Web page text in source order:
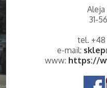
31-
tel.
e-mail:
www: https://